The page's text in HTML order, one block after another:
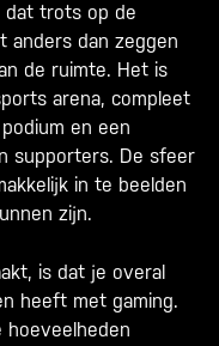
dat trots op de
anders dan zeggen
de ruimte. Het is
arena, compleet
en een
supporters. De sfeer
in te beelden
zijn.
is dat je overal
heeft met gaming.
hoeveelheden